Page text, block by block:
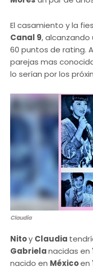
El casamiento y la
Canal 9, alcanzando
60 puntos de rating.
parejas mas
lo serían por los
Claudia
Nitoy Claudia
Gabrielanacidas en
nacido en Méxicoen